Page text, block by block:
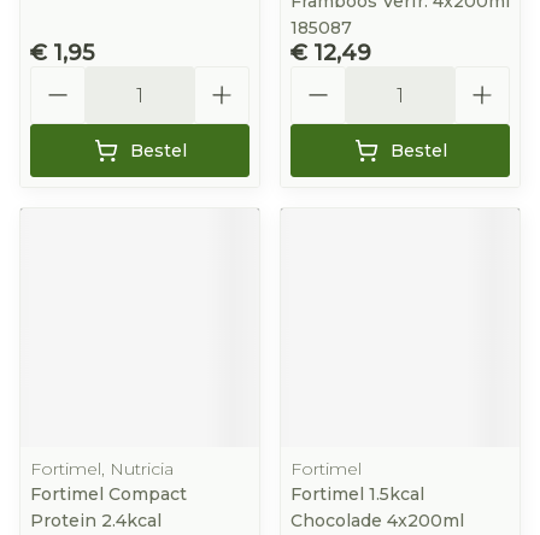
€ 1,95
Bestel
185087
€ 12,49
Bestel
Fortimel, Nutricia
Fortimel Compact
Protein 2.4kcal
Fortimel
Fortimel 1.5kcal
Chocolade 4x200ml